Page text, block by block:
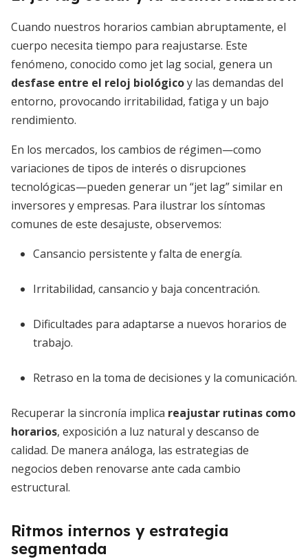
Cuando nuestros horarios cambian abruptamente, el
cuerpo necesita tiempo para reajustarse. Este
fenómeno, conocido como jet lag social, genera un
desfase entre el reloj biológicoy las demandas del
entorno, provocando irritabilidad, fatiga y un bajo
rendimiento.
En los mercados, los cambios de régimen—como
variaciones de tipos de interés o disrupciones
tecnológicas—pueden generar un “jet lag” similar en
inversores y empresas. Para ilustrar los síntomas
comunes de este desajuste, observemos:
Cansancio persistente y falta de energía.
Irritabilidad, cansancio y baja concentración.
Dificultades para adaptarse a nuevos horarios de
trabajo.
Retraso en la toma de decisiones y la comunicación.
Recuperar la sincronía implica reajustar rutinas como
horarios, exposición a luz natural y descanso de
calidad. De manera análoga, las estrategias de
negocios deben renovarse ante cada cambio
estructural.
Ritmos internos y estrategia
segmentada